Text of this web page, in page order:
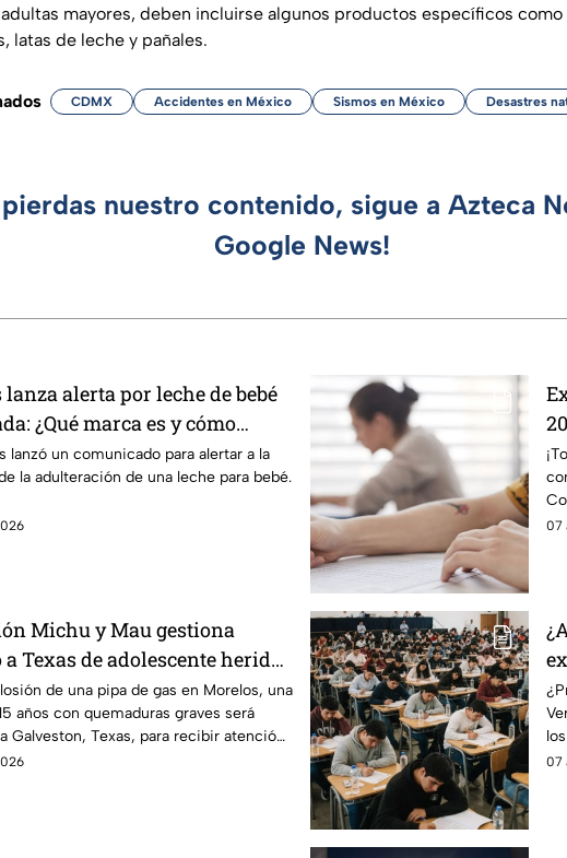
mayores, deben incluirse algunos productos específicos
latas de leche y pañales.
CDMX Accidentes en México Sismos en México Desastres
pierdas nuestro contenido, sigue a Azteca
Google News!
lanza alerta por leche de bebé
¿Qué marca es y cómo
lanzó un comunicado para alertar a la
la adulteración de una leche para bebé.
tu
07
Michu y Mau gestiona
Texas de adolescente herida
de una pipa de gas en
de una pipa de gas en Morelos, una
años con quemaduras graves será
Galveston, Texas, para recibir atención
07